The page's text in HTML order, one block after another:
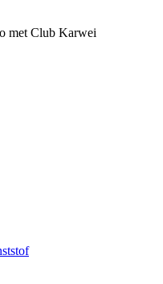
met Club Karwei